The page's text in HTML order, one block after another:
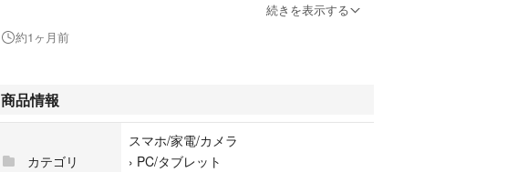
仕事用で購入しましたが、Windowsが至急された為、写真保存用がメ
だける方にお願いします。
※到着後の返品は出来かねます。
続きを表示する
約1ヶ月前
商品情報
カテゴリ
スマホ/家電/カメラ
› PC/タブレット